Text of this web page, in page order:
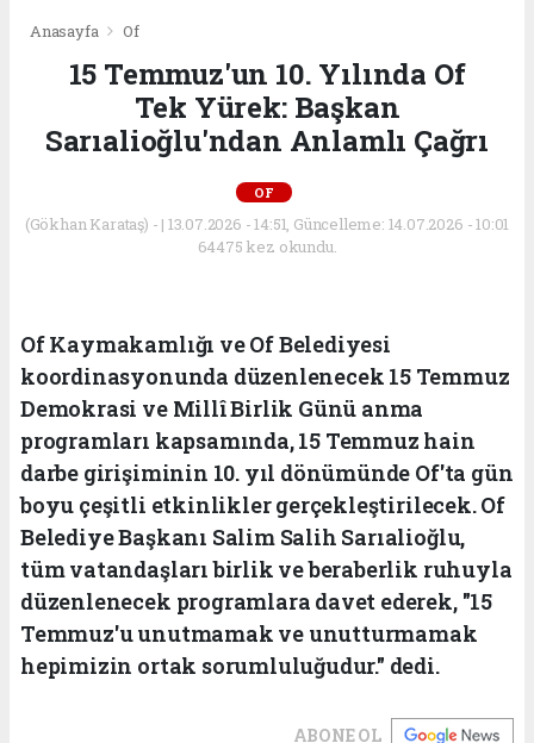
Anasayfa Of
15 Temmuz'un 10. Yılında Of
Tek Yürek: Başkan
Sarıalioğlu'ndan Anlamlı Çağrı
OF
(Gökhan Karataş) - | 13.07.2026 - 14:51, Güncelleme: 14.07.2026 - 10:01
64475 kez okundu.
Of Kaymakamlığı ve Of Belediyesi
koordinasyonunda düzenlenecek 15 Temmuz
Demokrasi ve Millî Birlik Günü anma
programları kapsamında, 15 Temmuz hain
darbe girişiminin 10. yıl dönümünde Of'ta gün
boyu çeşitli etkinlikler gerçekleştirilecek. Of
Belediye Başkanı Salim Salih Sarıalioğlu,
tüm vatandaşları birlik ve beraberlik ruhuyla
düzenlenecek programlara davet ederek, "15
Temmuz'u unutmamak ve unutturmamak
hepimizin ortak sorumluluğudur." dedi.
ABONE OL